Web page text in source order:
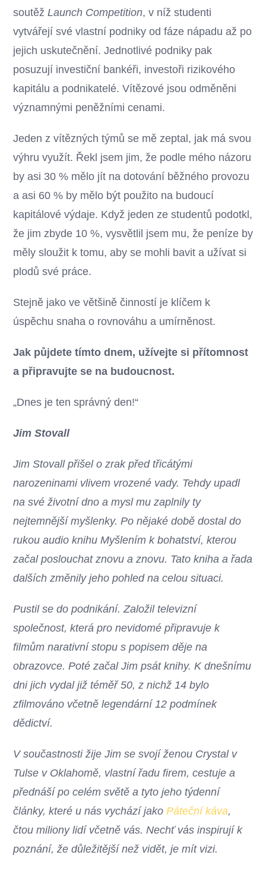
soutěž Launch Competition, v níž studenti
vytvářejí své vlastní podniky od fáze nápadu až po
jejich uskutečnění. Jednotlivé podniky pak
posuzují investiční bankéři, investoři rizikového
kapitálu a podnikatelé. Vítězové jsou odměněni
významnými peněžními cenami.
Jeden z vítězných týmů se mě zeptal, jak má svou
výhru využít. Řekl jsem jim, že podle mého názoru
by asi 30 % mělo jít na dotování běžného provozu
a asi 60 % by mělo být použito na budoucí
kapitálové výdaje. Když jeden ze studentů podotkl,
že jim zbyde 10 %, vysvětlil jsem mu, že peníze by
měly sloužit k tomu, aby se mohli bavit a užívat si
plodů své práce.
Stejně jako ve většině činností je klíčem k
úspěchu snaha o rovnováhu a umírněnost.
Jak půjdete tímto dnem, užívejte si přítomnost
a připravujte se na budoucnost.
„Dnes je ten správný den!“
Jim Stovall
Jim Stovall přišel o zrak před třicátými
narozeninami vlivem vrozené vady. Tehdy upadl
na své životní dno a mysl mu zaplnily ty
nejtemnější myšlenky. Po nějaké době dostal do
rukou audio knihu Myšlením k bohatství, kterou
začal poslouchat znovu a znovu. Tato kniha a řada
dalších změnily jeho pohled na celou situaci.
Pustil se do podnikání. Založil televizní
společnost, která pro nevidomé připravuje k
filmům narativní stopu s popisem děje na
obrazovce. Poté začal Jim psát knihy. K dnešnímu
dni jich vydal již téměř 50, z nichž 14 bylo
zfilmováno včetně legendární 12 podmínek
dědictví.
V součastnosti žije Jim se svojí ženou Crystal v
Tulse v Oklahomě, vlastní řadu firem, cestuje a
přednáší po celém světě a tyto jeho týdenní
články, které u nás vychází jako Páteční káva,
čtou miliony lidí včetně vás. Nechť vás inspirují k
poznání, že důležitější než vidět, je mít vizi.